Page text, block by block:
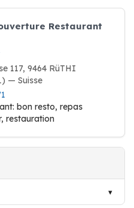
Restaurant
117, 9464 RüTHI
— Suisse
bon resto, repas
restauration